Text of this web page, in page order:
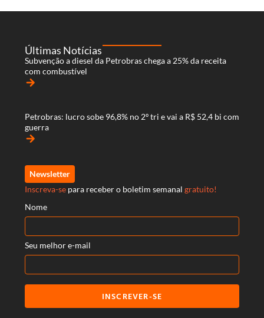
Últimas Notícias
Subvenção a diesel da Petrobras chega a 25% da receita
com combustível
arrow_forward
Petrobras: lucro sobe 96,8% no 2º tri e vai a R$ 52,4 bi com
guerra
arrow_forward
Newsletter
Inscreva-se para receber o boletim semanal gratuito!
Nome
Seu melhor e-mail
INSCREVER-SE